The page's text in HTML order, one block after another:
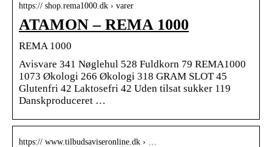
https:// shop.rema1000.dk › varer
ATAMON – REMA 1000
REMA 1000
Avisvare 341 Nøglehul 528 Fuldkorn 79 REMA1000
1073 Økologi 266 Økologi 318 GRAM SLOT 45
Glutenfri 42 Laktosefri 42 Uden tilsat sukker 119
Danskproduceret …
https:// www.tilbudsaviseronline.dk › …